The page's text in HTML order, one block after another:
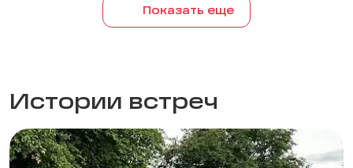
Показать еще
Истории встреч